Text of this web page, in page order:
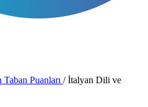
Puanları /İtalyan Dili ve